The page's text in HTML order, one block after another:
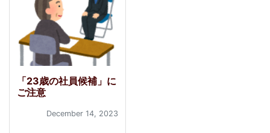
「23歳の社員候補」に
ご注意
December 14, 2023